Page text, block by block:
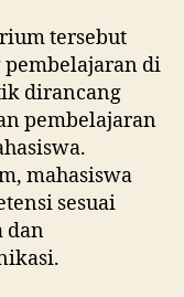
tersebut
pembelajaran di
dirancang
pembelajaran
mahasiswa
sesuai
dan